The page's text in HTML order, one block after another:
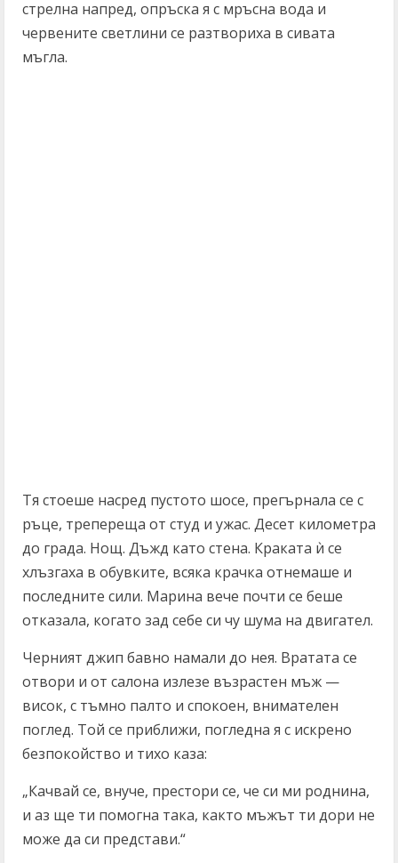
стрелна напред, опръска я с мръсна вода и
червените светлини се разтвориха в сивата
мъгла.
Тя стоеше насред пустото шосе, прегърнала се с
ръце, трепереща от студ и ужас. Десет километра
до града. Нощ. Дъжд като стена. Краката ѝ се
хлъзгаха в обувките, всяка крачка отнемаше и
последните сили. Марина вече почти се беше
отказала, когато зад себе си чу шума на двигател.
Черният джип бавно намали до нея. Вратата се
отвори и от салона излезе възрастен мъж —
висок, с тъмно палто и спокоен, внимателен
поглед. Той се приближи, погледна я с искрено
безпокойство и тихо каза:
„Качвай се, внуче, престори се, че си ми роднина,
и аз ще ти помогна така, както мъжът ти дори не
може да си представи.“